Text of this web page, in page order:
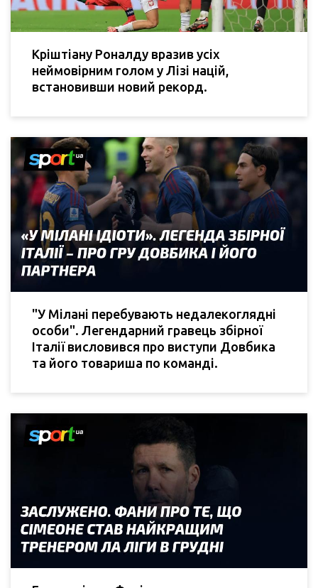
Кріштіану Роналду вразив усіх
неймовірним голом у Лізі націй,
встановивши новий рекорд.
"У Мілані перебувають недалекоглядні
особи". Легендарний гравець збірної
Італії висловився про виступи Довбика
та його товариша по команді.